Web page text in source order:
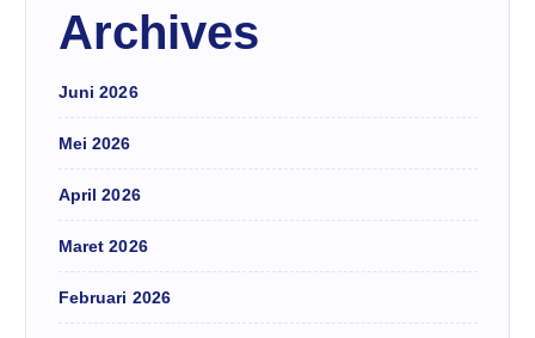
Archives
Juni 2026
Mei 2026
April 2026
Maret 2026
Februari 2026